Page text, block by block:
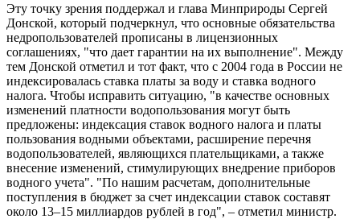
Эту точку зрения поддержал и глава Минприроды Сергей
Донской, который подчеркнул, что основные обязательства
недропользователей прописаны в лицензионных
соглашениях, "что дает гарантии на их выполнение". Между
тем Донской отметил и тот факт, что с 2004 года в России не
индексировалась ставка платы за воду и ставка водного
налога. Чтобы исправить ситуацию, "в качестве основных
изменений платности водопользования могут быть
предложены: индексация ставок водного налога и платы
пользования водными объектами, расширение перечня
водопользователей, являющихся плательщиками, а также
внесение изменений, стимулирующих внедрение приборов
водного учета". "По нашим расчетам, дополнительные
поступления в бюджет за счет индексации ставок составят
около 13–15 миллиардов рублей в год", – отметил министр.